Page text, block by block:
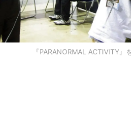
『PARANORMAL ACTIVITY』